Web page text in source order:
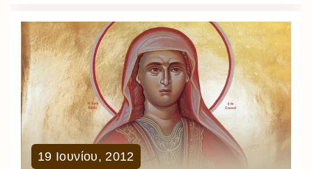
19 Ιουνίου, 2012